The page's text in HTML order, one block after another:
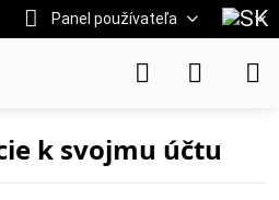
Panel používateľa
k svojmu účtu